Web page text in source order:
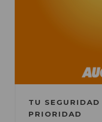
TU
PRIORIDAD